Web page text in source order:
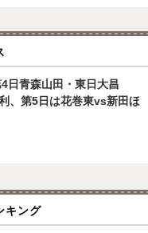
日青森山田・東日大昌
、第5日は花巻東vs新田ほ
キング